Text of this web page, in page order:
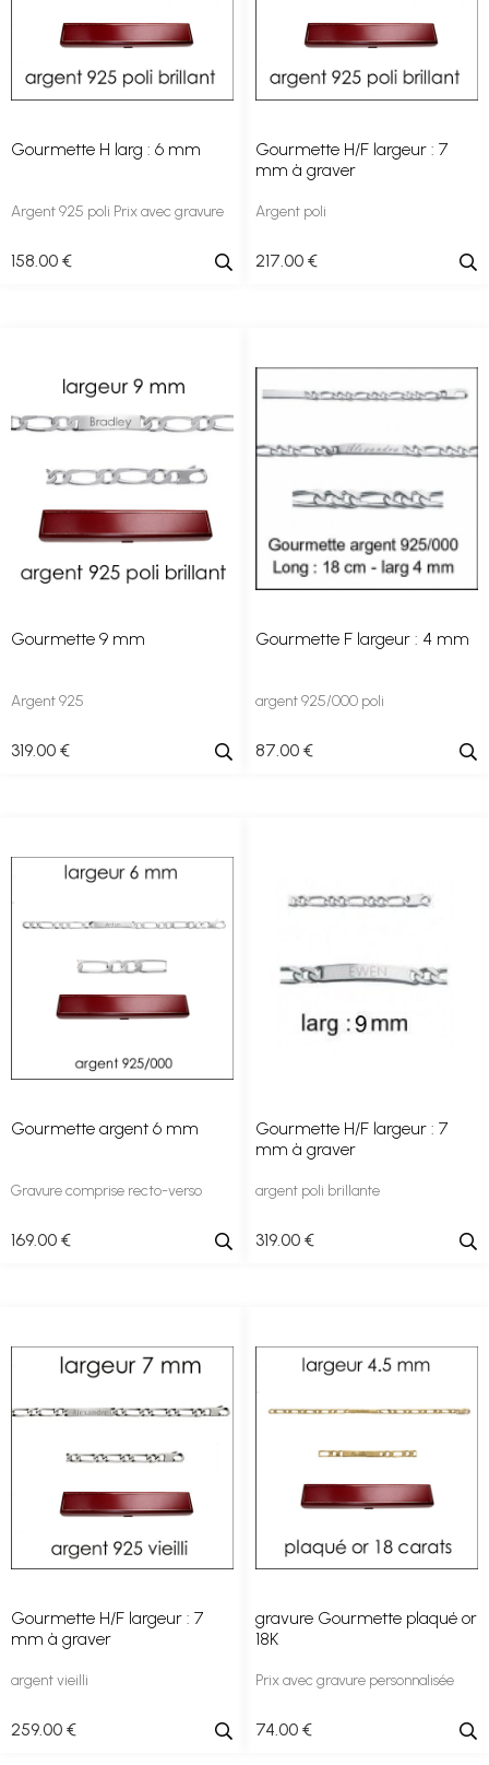
Gourmette H larg : 6 mm
Argent 925 poli Prix avec gravure
158.00 €
Gourmette H/F largeur : 7
mm à graver
Argent poli
217.00 €
Gourmette 9 mm
Argent 925
319.00 €
Gourmette F largeur : 4 mm
argent 925/000 poli
87.00 €
Gourmette argent 6 mm
Gravure comprise recto-verso
169.00 €
Gourmette H/F largeur : 7
mm à graver
argent poli brillante
319.00 €
Gourmette H/F largeur : 7
mm à graver
argent vieilli
259.00 €
gravure Gourmette plaqué or
18K
Prix avec gravure personnalisée
74.00 €